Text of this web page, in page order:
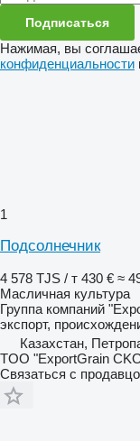
Подписаться
Нажимая, вы
конфиденциальности
1
Подсолнечник
4 578 TJS / т 430 € ≈
Масличная культура
Группа компаний
экспорт,
Казахстан,
TOO "ExportGrain
Связаться с